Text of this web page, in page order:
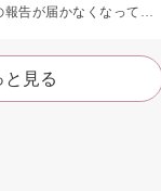
報告が届かなくなって、
と見る